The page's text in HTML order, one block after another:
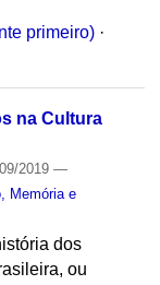
primeiro) ·
na Cultura
2019 —
Memória e
dos
ou